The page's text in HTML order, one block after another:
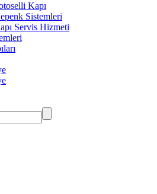
Kapı
Sistemleri
Servis Hizmeti